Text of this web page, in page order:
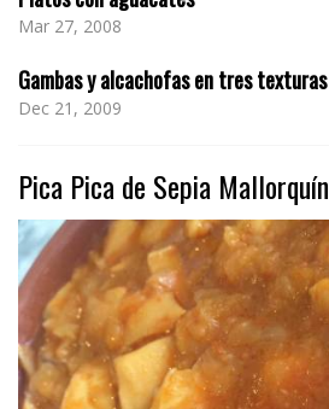
Mar 27, 2008
Gambas y alcachofas en tres texturas
Dec 21, 2009
Pica Pica de Sepia Mallorquín